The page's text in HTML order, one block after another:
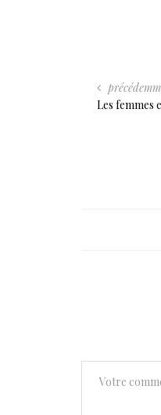
Les femmes